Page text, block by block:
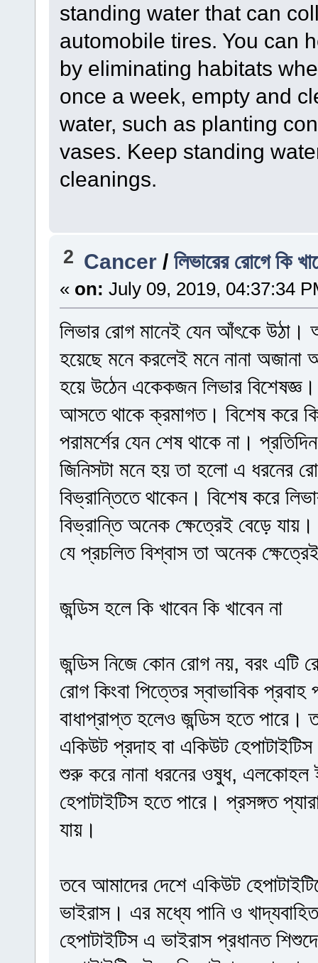
standing water that can
automobile tires. You can
by eliminating habitats
once a week, empty and
water, such as planting
vases. Keep standing
cleanings.
2 Cancer /লিভারের রোগে কি
« on: July 09, 2019, 04:37:34
লিভার রোগ মানেই যেন আঁৎকে
হয়েছে মনে করলেই মনে নানা
হয়ে উঠেন একেকজন লিভার
আসতে থাকে ক্রমাগত। বিশেষ করে
পরামর্শের যেন শেষ থাকে না।
জিনিসটা মনে হয় তা হলো এ ধরনের
বিভ্রান্তিতে থাকেন। বিশেষ করে
বিভ্রান্তি অনেক ক্ষেত্রেই বেড়ে
যে প্রচলিত বিশ্বাস তা অনেক
জন্ডিস হলে কি খাবেন কি খাবেন না
জন্ডিস নিজে কোন রোগ নয়, বরং এটি
রোগ কিংবা পিত্তের স্বাভাবিক
বাধাপ্রাপ্ত হলেও জন্ডিস হতে পারে।
একিউট প্রদাহ বা একিউট
শুরু করে নানা ধরনের ওষুধ, এলকোহল
হেপাটাইটিস হতে পারে। প্রসঙ্গত
যায়।
তবে আমাদের দেশে একিউট
ভাইরাস। এর মধ্যে পানি ও
হেপাটাইটিস এ ভাইরাস প্রধানত